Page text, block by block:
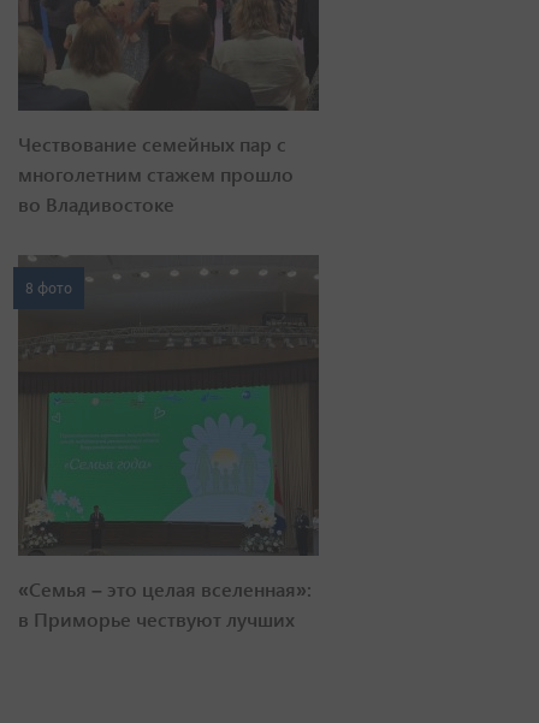
Чествование семейных пар с
многолетним стажем прошло
во Владивостоке
8 фото
«Семья – это целая вселенная»:
в Приморье чествуют лучших